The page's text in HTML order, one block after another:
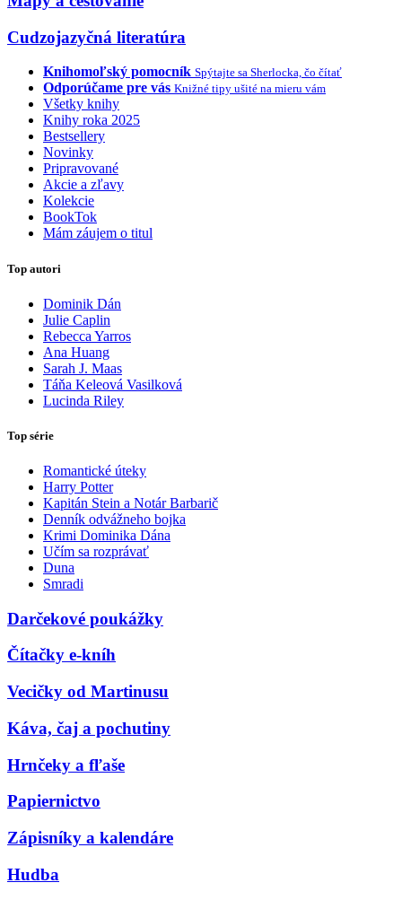
Cudzojazyčná literatúra
Knihomoľský pomocník Spýtajte sa Sherlocka, čo čítať
Odporúčame pre vás Knižné tipy ušité na mieru vám
Všetky knihy
Knihy roka 2025
Bestsellery
Novinky
Pripravované
Akcie a zľavy
Kolekcie
BookTok
Mám záujem o titul
Top autori
Dominik Dán
Julie Caplin
Rebecca Yarros
Ana Huang
Sarah J. Maas
Táňa Keleová Vasilková
Lucinda Riley
Top série
Romantické úteky
Harry Potter
Kapitán Stein a Notár Barbarič
Denník odvážneho bojka
Krimi Dominika Dána
Učím sa rozprávať
Duna
Smradi
Darčekové poukážky
Čítačky e-kníh
Vecičky od Martinusu
Káva, čaj a pochutiny
Hrnčeky a fľaše
Papiernictvo
Zápisníky a kalendáre
Hudba